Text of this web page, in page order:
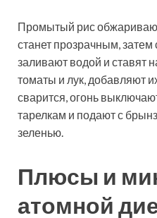
Промытый рис
станет прозрачным, затем
заливают водой и ставят
томаты и лук, добавляют
сварится, огонь
тарелкам и подают с
зеленью.
Плюсы и
атомной